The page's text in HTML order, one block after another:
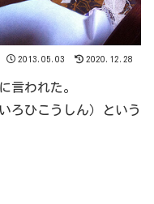
2013.05.03 2020.12.28
言われた。
ろひこうしん）という